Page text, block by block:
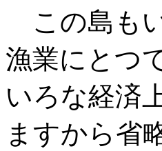
この島も
漁業にとつ
いろな経済
ますから省